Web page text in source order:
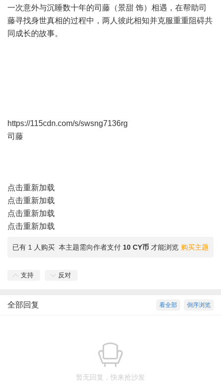
一次意外与沉睡数十年的司藤（景甜 饰）相遇，在帮助司
藤寻找身世真相的过程中，两人彼此相知并克服重重阻碍共
同成长的故事。
https://115cdn.com/s/swsng7136rg
司藤
点击重新加载
点击重新加载
点击重新加载
点击重新加载
购买主题
已有 1 人购买 本主题需向作者支付 10 CY币 才能浏览
支持 反对
倒序浏览
看全部
全部回复
暂无回复，快来抢沙发